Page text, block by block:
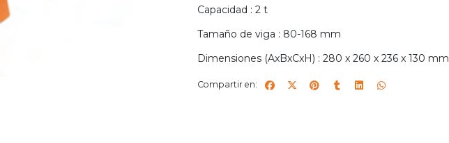
Capacidad : 2 t
Tamaño de viga : 80-168 mm
Dimensiones (AxBxCxH) : 280 x 260 x 236 x 130 mm
Compartir en: